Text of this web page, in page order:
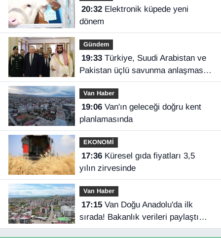
20:32Elektronik küpede yeni
dönem
Gündem
19:33Türkiye, Suudi Arabistan ve
Pakistan üçlü savunma anlaşması
imzaladı
Van Haber
19:06Van'ın geleceği doğru kent
planlamasında
EKONOMİ
17:36Küresel gıda fiyatları 3,5
yılın zirvesinde
Van Haber
17:15Van Doğu Anadolu'da ilk
sırada! Bakanlık verileri paylaştı…